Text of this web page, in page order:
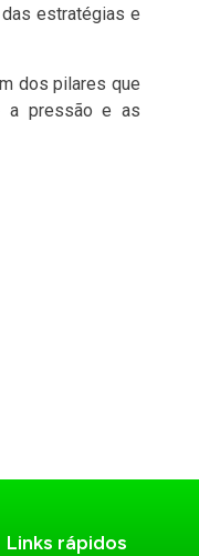
estratégias e
dos pilares que
a pressão e as
Links rápidos